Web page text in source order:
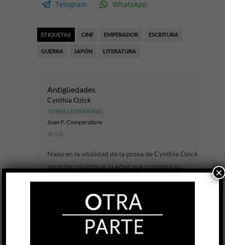
Telegram WhatsApp
ETIQUETAS CINE EMPERADOR ESCRITURA
GUERRA JAPÓN LITERATURA
Antigüedades
Cynthia Ozick
OTRAS LITERATURAS
Juan F. Comperatore
30 JUL
Nada en la vitalidad de la prosa de Cynthia Ozick
permite columbrar la edad que consigna su
sumándole años, cada una de...
LEER MÁS
×